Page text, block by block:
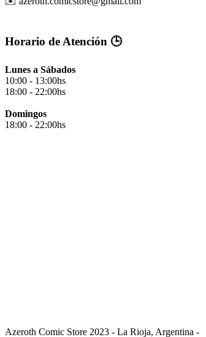
Horario de Atención 🕒
Lunes a Sábados
10:00 - 13:00hs
18:00 - 22:00hs
Domingos
18:00 - 22:00hs
Azeroth Comic Store 2023 - La Rioja, Argentina -